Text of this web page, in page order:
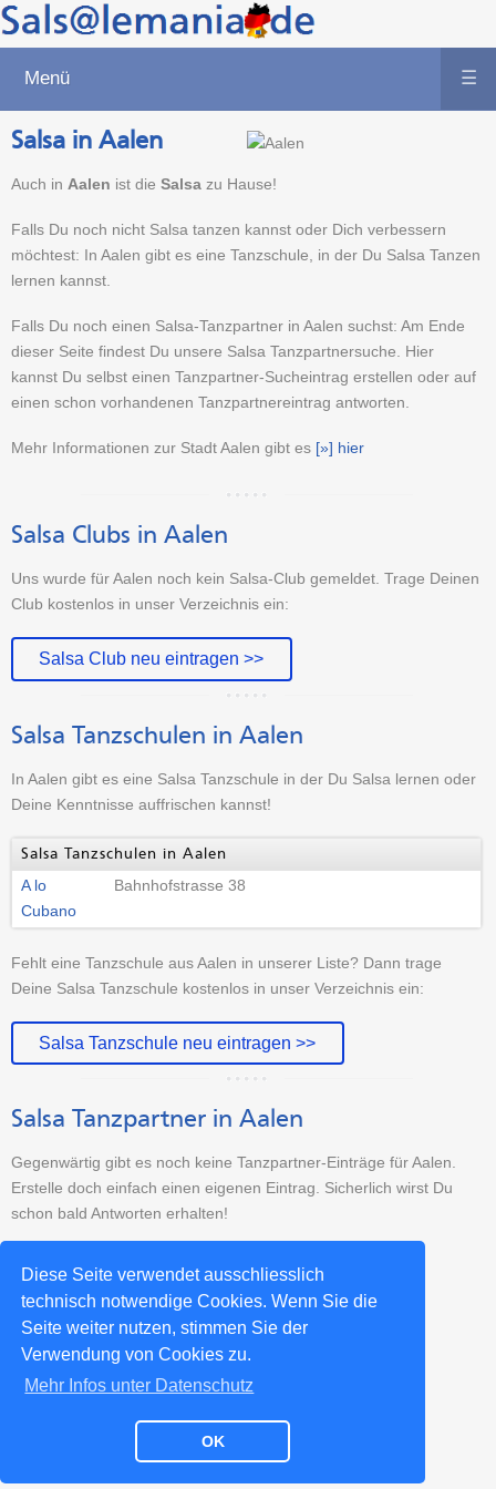
Diese Seite verwendet ausschliesslich
technisch notwendige Cookies. Wenn Sie die
Seite weiter nutzen, stimmen Sie der
Verwendung von Cookies zu.
Mehr Infos unter Datenschutz
OK
Menü ☰
Salsa in Aalen
Auch in Aalen ist die Salsa zu Hause!
Falls Du noch nicht Salsa tanzen kannst oder Dich verbessern
möchtest: In Aalen gibt es eine Tanzschule, in der Du Salsa Tanzen
lernen kannst.
Falls Du noch einen Salsa-Tanzpartner in Aalen suchst: Am Ende
dieser Seite findest Du unsere Salsa Tanzpartnersuche. Hier
kannst Du selbst einen Tanzpartner-Sucheintrag erstellen oder auf
einen schon vorhandenen Tanzpartnereintrag antworten.
Mehr Informationen zur Stadt Aalen gibt es [»] hier
Salsa Clubs in Aalen
Uns wurde für Aalen noch kein Salsa-Club gemeldet. Trage Deinen
Club kostenlos in unser Verzeichnis ein:
Salsa Club neu eintragen >>
Salsa Tanzschulen in Aalen
In Aalen gibt es eine Salsa Tanzschule in der Du Salsa lernen oder
Deine Kenntnisse auffrischen kannst!
Salsa Tanzschulen in Aalen
A lo
Cubano
Bahnhofstrasse 38
Fehlt eine Tanzschule aus Aalen in unserer Liste? Dann trage
Deine Salsa Tanzschule kostenlos in unser Verzeichnis ein:
Salsa Tanzschule neu eintragen >>
Salsa Tanzpartner in Aalen
Gegenwärtig gibt es noch keine Tanzpartner-Einträge für Aalen.
Erstelle doch einfach einen eigenen Eintrag. Sicherlich wirst Du
schon bald Antworten erhalten!
Tanzpartner-Sucheintrag erstellen >>
Weitere Salsa-Städte >>
Datenschutz